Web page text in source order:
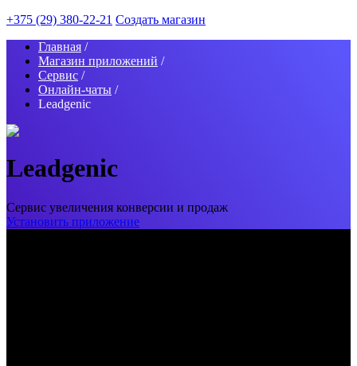
+375 (29) 380-22-21 Создать магазин
Главная /
Магазин приложений /
Сервис /
Онлайн-чаты /
Leadgenic
Leadgenic
Сервис увеличения конверсии и продаж
Установить приложение